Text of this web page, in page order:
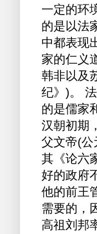
一定的环
的是以法
中都表现
家的仁义
韩非以及
纪》)。
的是儒家
汉朝初期
父文帝(公
其《论六
好的政府
他的前王
需要的，
高祖刘邦